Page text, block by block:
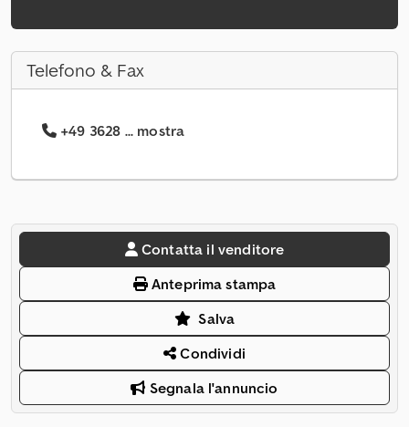
Telefono & Fax
+49 3628 ... mostra
Contatta il venditore
Anteprima stampa
Salva
Condividi
Segnala l'annuncio